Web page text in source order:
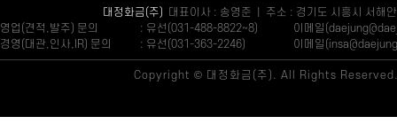
대정화금(주) 대표이사 : 송영준 | 주소 : 경기도 시흥시 서해
영업(견적,발주) 문의
: 유선(031-488-8822~8)
이메일
경영(대관,인사,IR) 문의
: 유선(031-363-2246) 이메일
Copyright © 대정화금(주). All Rights